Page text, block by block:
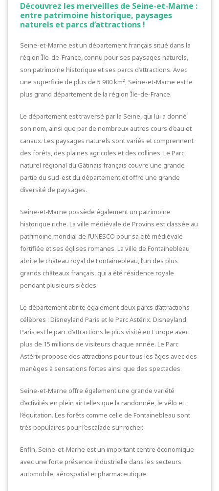
Découvrez les merveilles de Seine-et-Marne :
entre patrimoine historique, paysages
naturels et parcs d’attractions !
Seine-et-Marne est un département français situé dans la
région Île-de-France, connu pour ses paysages naturels,
son patrimoine historique et ses parcs d’attractions. Avec
une superficie de plus de 5 900 km², Seine-et-Marne est le
plus grand département de la région Île-de-France.
Le département est traversé par la Seine, qui lui a donné
son nom, ainsi que par de nombreux autres cours d’eau et
canaux. Les paysages naturels sont variés et comprennent
des forêts, des plaines agricoles et des collines. Le Parc
naturel régional du Gâtinais français couvre une grande
partie du sud-est du département et offre une grande
diversité de paysages.
Seine-et-Marne possède également un patrimoine
historique riche. La ville médiévale de Provins est classée au
patrimoine mondial de l’UNESCO pour sa cité médiévale
fortifiée et ses églises romanes. La ville de Fontainebleau
abrite le château royal de Fontainebleau, l’un des plus
grands châteaux français, qui a été résidence royale
pendant plusieurs siècles.
Le département abrite également deux parcs d’attractions
célèbres : Disneyland Paris et le Parc Astérix. Disneyland
Paris est le parc d’attractions le plus visité en Europe avec
plus de 15 millions de visiteurs chaque année. Le Parc
Astérix propose des attractions pour tous les âges avec des
manèges à sensations fortes ainsi que des spectacles.
Seine-et-Marne offre également une grande variété
d’activités en plein air telles que la randonnée, le vélo et
l’équitation. Les forêts comme celle de Fontainebleau sont
très populaires pour l’escalade sur rocher.
Enfin, Seine-et-Marne est un important centre économique
avec une forte présence industrielle dans les secteurs
automobile, aérospatial et pharmaceutique.